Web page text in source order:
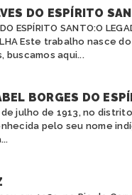
DO ESPÍRITO
ESPÍRITO SANTO:O
Este trabalho nasce
buscamos aqui...
BORGES DO
julho de 1913, no
pelo seu nome